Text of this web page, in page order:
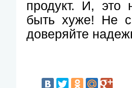
продукт. И, это
быть хуже! Не
доверяйте